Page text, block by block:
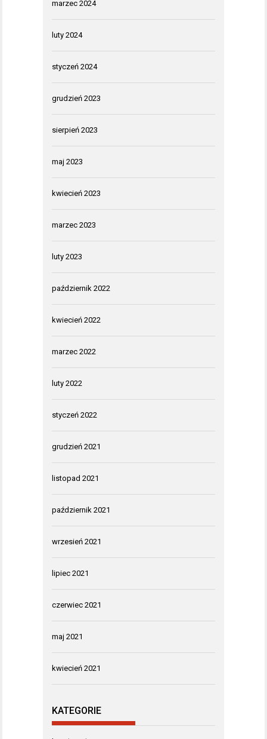
marzec 2024
luty 2024
styczeń 2024
grudzień 2023
sierpień 2023
maj 2023
kwiecień 2023
marzec 2023
luty 2023
październik 2022
kwiecień 2022
marzec 2022
luty 2022
styczeń 2022
grudzień 2021
listopad 2021
październik 2021
wrzesień 2021
lipiec 2021
czerwiec 2021
maj 2021
kwiecień 2021
KATEGORIE